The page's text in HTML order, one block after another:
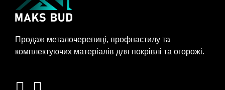
Продаж металочерепиці, профнастилу та
комплектуючих матеріалів для покрівлі та огорожі.